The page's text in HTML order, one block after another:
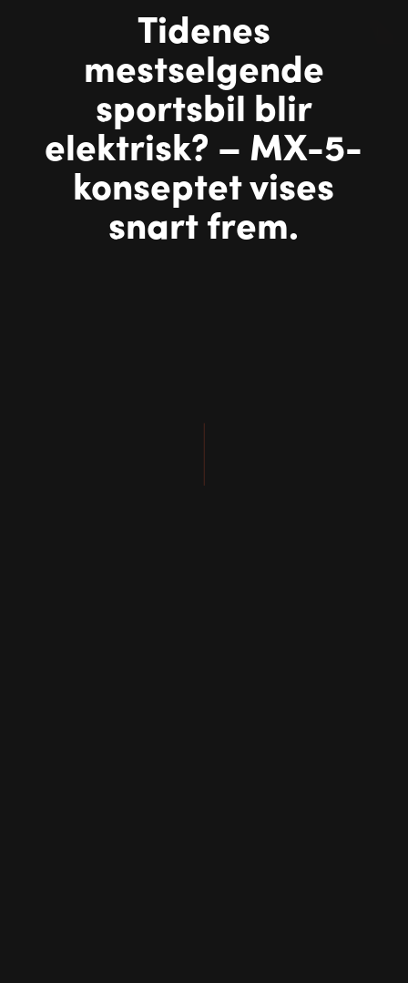
Tidenes
mestselgende
sportsbil blir
elektrisk? – MX-5-
konseptet vises
snart frem.